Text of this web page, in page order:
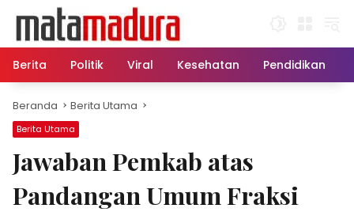
konten
Berita
Politik Viral Kesehatan Pendidikan
Beranda Berita Utama
Berita Utama
Jawaban Pemkab atas
Pandangan Umum Fraksi